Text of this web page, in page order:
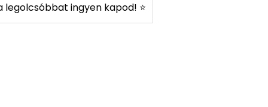
legolcsóbbat ingyen kapod! ⭐